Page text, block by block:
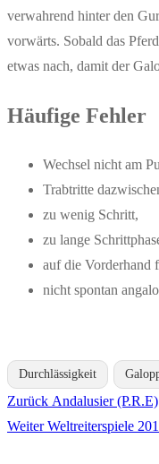
verwahrend hinter den
vorwärts. Sobald das
etwas nach, damit der
Häufige Fehler
Wechsel nicht am
Trabtritte
zu wenig Schritt,
zu lange
auf die Vorderhand
nicht spontan
Durchlässigkeit
Zurück Vorheriger
Beitrag:
Andalusier (P.R.E)
Weiter Nächster
Weltreiterspiele